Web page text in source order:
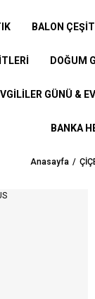
BALON
DOĞUM
GÜNÜ &
BANKA
Anasayfa